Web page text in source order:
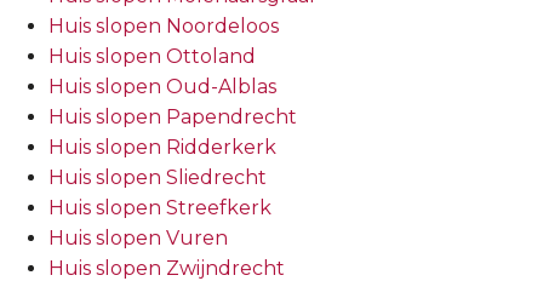
Huis slopen Noordeloos
Huis slopen Ottoland
Huis slopen Oud-Alblas
Huis slopen Papendrecht
Huis slopen Ridderkerk
Huis slopen Sliedrecht
Huis slopen Streefkerk
Huis slopen Vuren
Huis slopen Zwijndrecht